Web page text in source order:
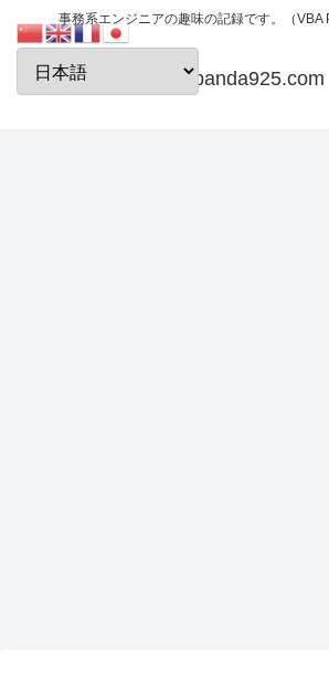
事務系エンジニアの趣味の記録です。（VBA
papanda925.com